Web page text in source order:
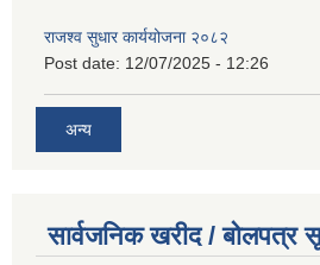
राजश्व सुधार कार्ययोजना २०८२
Post date: 12/07/2025 - 12:26
अन्य
सार्वजनिक खरीद / बोलपत्र